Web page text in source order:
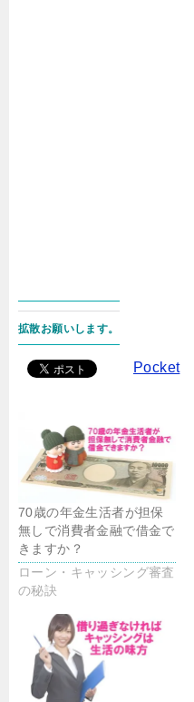
拡散お願いします。
Pocket
70歳の年金生活者が担保
無しで消費者金融で借金で
きますか？
ローン・キャッシング審査
の秘訣